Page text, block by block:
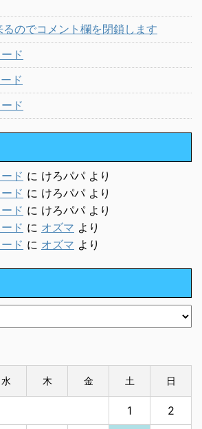
のでコメント欄を閉鎖します
ド
ド
ド
ド に けろパパより
ド に けろパパより
ド に けろパパより
ド に オズマ より
ド に オズマ より
水 木 金 土 日
1 2